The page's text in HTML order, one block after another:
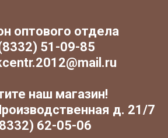
оптового отдела
51-09-85
наш магазин!
д. 21/7
62-05-06